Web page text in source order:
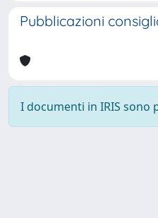
Pubblicazioni
I documenti in IRIS